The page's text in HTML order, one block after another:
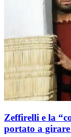
Zeffirelli e la
portato a